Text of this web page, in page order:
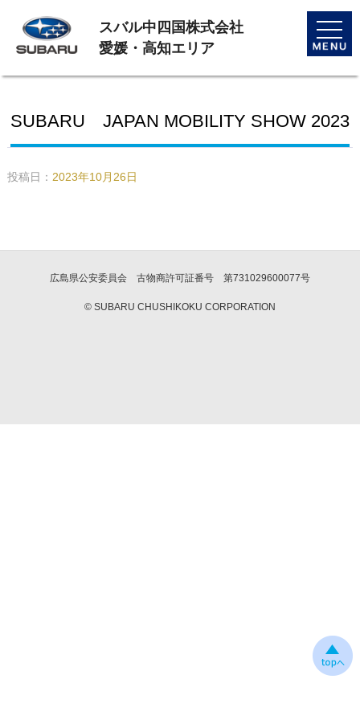
toggle
スバル中四国株式会社
愛媛・高知エリア
SUBARU JAPAN MOBILITY SHOW 2023
投稿日： 2023年10月26日
広島県公安委員会 古物商許可証番号 第731029600077号
© SUBARU CHUSHIKOKU CORPORATION